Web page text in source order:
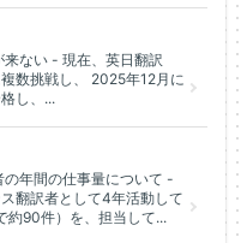
ない - 現在、英日翻訳
数挑戦し、 2025年12月に
し、...
の年間の仕事量について -
翻訳者として4年活動して
約90件）を、担当して...